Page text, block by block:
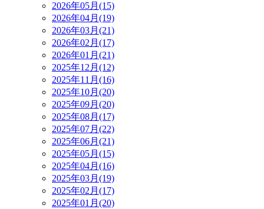
2026年05月(15)
2026年04月(19)
2026年03月(21)
2026年02月(17)
2026年01月(21)
2025年12月(12)
2025年11月(16)
2025年10月(20)
2025年09月(20)
2025年08月(17)
2025年07月(22)
2025年06月(21)
2025年05月(15)
2025年04月(16)
2025年03月(19)
2025年02月(17)
2025年01月(20)